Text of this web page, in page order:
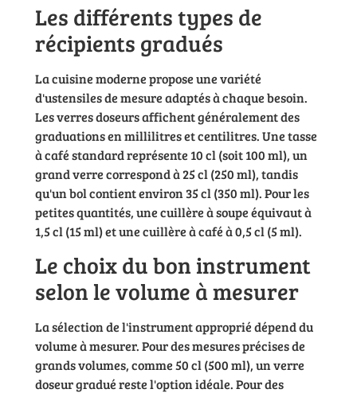
Les différents types de
récipients gradués
La cuisine moderne propose une variété
d'ustensiles de mesure adaptés à chaque besoin.
Les verres doseurs affichent généralement des
graduations en millilitres et centilitres. Une tasse
à café standard représente 10 cl (soit 100 ml), un
grand verre correspond à 25 cl (250 ml), tandis
qu'un bol contient environ 35 cl (350 ml). Pour les
petites quantités, une cuillère à soupe équivaut à
1,5 cl (15 ml) et une cuillère à café à 0,5 cl (5 ml).
Le choix du bon instrument
selon le volume à mesurer
La sélection de l'instrument approprié dépend du
volume à mesurer. Pour des mesures précises de
grands volumes, comme 50 cl (500 ml), un verre
doseur gradué reste l'option idéale. Pour des